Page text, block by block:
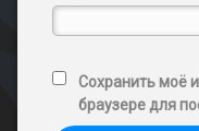
Сохранить моё
браузере для